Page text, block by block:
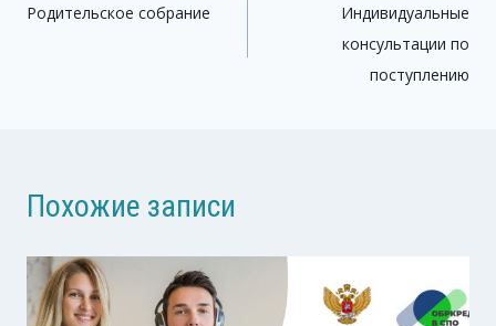
по
Родительское собрание
Индивидуальные
консультации по
поступлению
Похожие записи